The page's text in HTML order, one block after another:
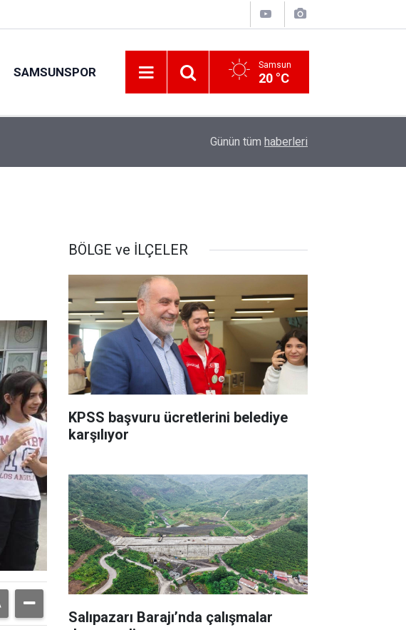
SAMSUNSPOR Samsun
20 °C
Tırdan yola saçılan keresteler ulaşımı aksattı
Günün tüm haberleri
BÖLGE ve İLÇELER
KPSS başvuru ücretlerini belediye
karşılıyor
Salıpazarı Barajı’nda çalışmalar